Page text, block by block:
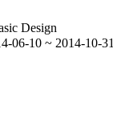
Design
06-10 ~ 2014-10-31